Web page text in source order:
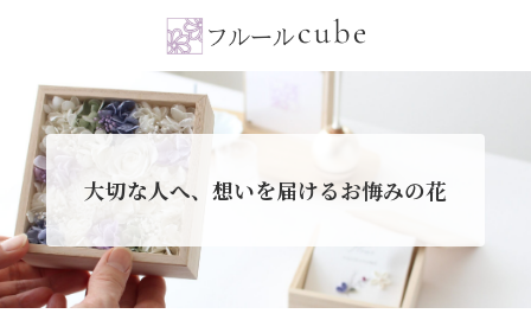
大切な人へ、想いを届けるお悔みの花